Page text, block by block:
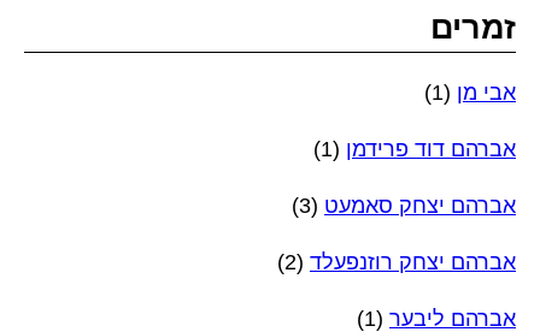
זמרים
אבי מן (1)
אברהם דוד פרידמן (1)
אברהם יצחק סאמעט (3)
אברהם יצחק רוזנפעלד (2)
אברהם ליבער (1)